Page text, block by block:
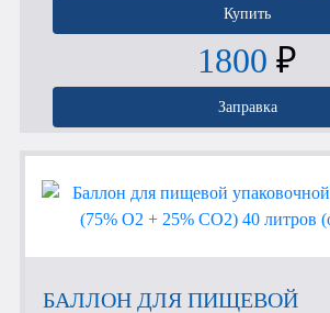
Купить
1800 ₽
Заправка
БАЛЛОН ДЛЯ ПИЩЕВОЙ